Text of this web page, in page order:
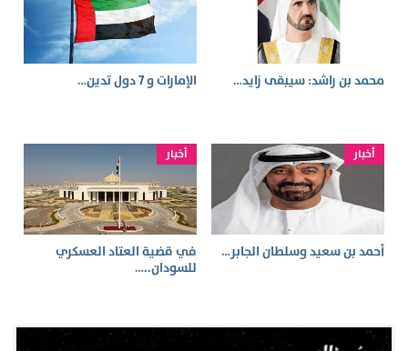
محمد بن راشد: سيبقى زايد… الإمارات و 7 دول تدين…
أخبار
أحمد بن سعيد وسلطان الجابر…
أخبار
في قضية العتاد العسكري
للسودان..…